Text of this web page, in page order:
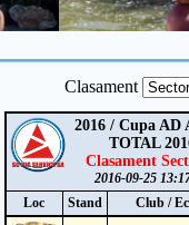
Clasament
2016 / Cupa AD
TOTAL
Clasament
2016-09-25
Loc
Stand Club /